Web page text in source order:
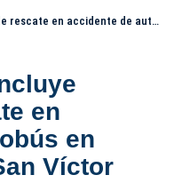
de autobús en carretera Moca-San Víctor
en
en
Víctor